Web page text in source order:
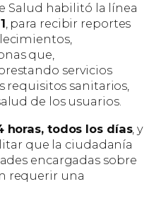
Salud habilitó la línea
, para recibir reportes
que,
servicios
requisitos sanitarios,
de los usuarios.
horas, todos los días, y
que la ciudadanía
encargadas sobre
requerir una